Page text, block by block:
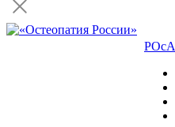
РОсА